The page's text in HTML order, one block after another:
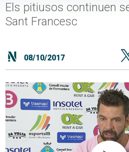
Els pitiusos continuen
Sant Francesc
08/10/2017